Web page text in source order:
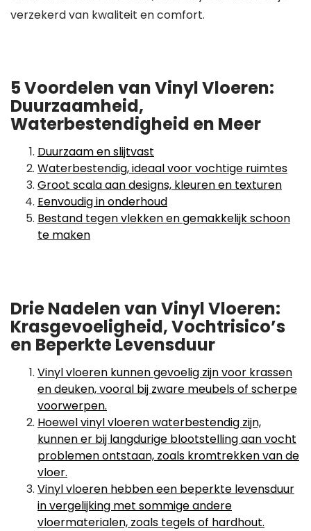
verzekerd van kwaliteit en comfort.
5 Voordelen van Vinyl Vloeren:
Duurzaamheid,
Waterbestendigheid en Meer
Duurzaam en slijtvast
Waterbestendig, ideaal voor vochtige ruimtes
Groot scala aan designs, kleuren en texturen
Eenvoudig in onderhoud
Bestand tegen vlekken en gemakkelijk schoon
te maken
Drie Nadelen van Vinyl Vloeren:
Krasgevoeligheid, Vochtrisico’s
en Beperkte Levensduur
Vinyl vloeren kunnen gevoelig zijn voor krassen
en deuken, vooral bij zware meubels of scherpe
voorwerpen.
Hoewel vinyl vloeren waterbestendig zijn,
kunnen er bij langdurige blootstelling aan vocht
problemen ontstaan, zoals kromtrekken van de
vloer.
Vinyl vloeren hebben een beperkte levensduur
in vergelijking met sommige andere
vloermaterialen, zoals tegels of hardhout.